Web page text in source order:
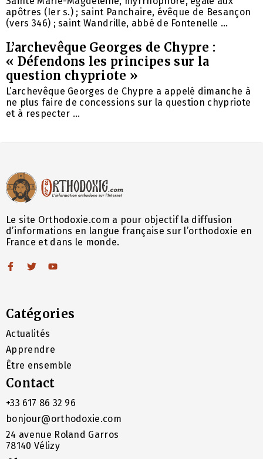
apôtres (Ier s.) ; saint Panchaire, évêque de Besançon
(vers 346) ; saint Wandrille, abbé de Fontenelle ...
L’archevêque Georges de Chypre :
« Défendons les principes sur la
question chypriote »
L’archevêque Georges de Chypre a appelé dimanche à
ne plus faire de concessions sur la question chypriote
et à respecter ...
Le site Orthodoxie.com a pour objectif la diffusion
d’informations en langue française sur l’orthodoxie en
France et dans le monde.
Catégories
Actualités
Apprendre
Être ensemble
Contact
+33 617 86 32 96
bonjour@orthodoxie.com
24 avenue Roland Garros
78140 Vélizy